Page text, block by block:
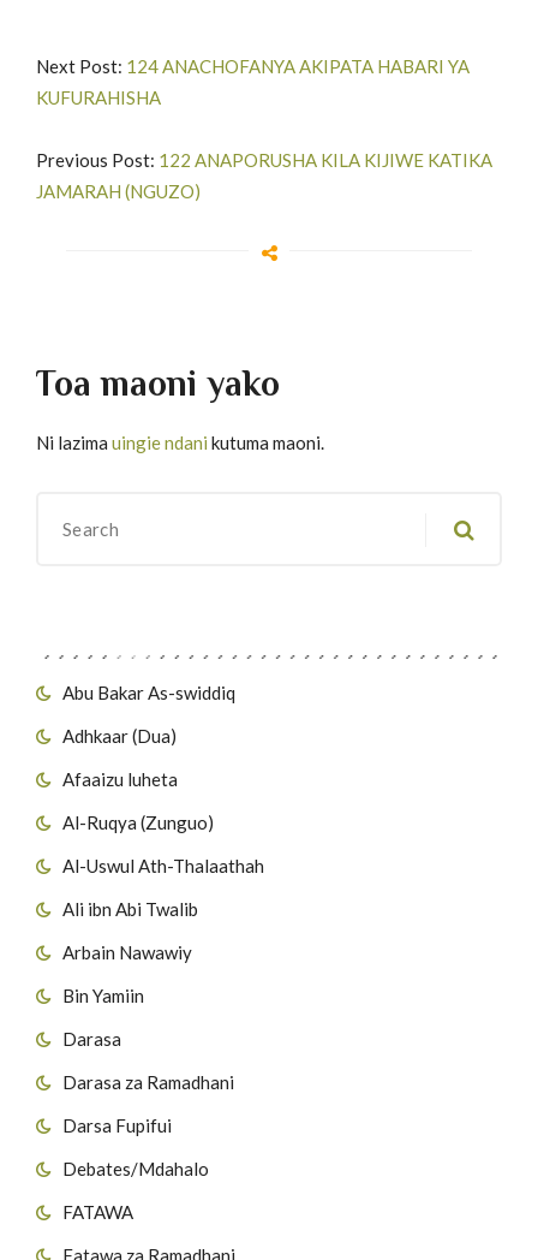
Abu Bakar As-swiddiq
Adhkaar (Dua)
Afaaizu luheta
Al-Ruqya (Zunguo)
Al-Uswul Ath-Thalaathah
Ali ibn Abi Twalib
Arbain Nawawiy
Bin Yamiin
Darasa
Darasa za Ramadhani
Darsa Fupifui
Debates/Mdahalo
FATAWA
Fatawa za Ramadhani
Next Post: 124 ANACHOFANYA AKIPATA HABARI YA
KUFURAHISHA
Previous Post: 122 ANAPORUSHA KILA KIJIWE KATIKA
JAMARAH (NGUZO)
Toa maoni yako
Ni lazima uingie ndani kutuma maoni.